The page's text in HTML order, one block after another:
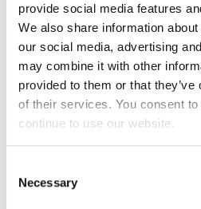
provide social media features
We also share information
our social media, advertising
may combine it with other
provided to them or that
of their services. You consent
continue to use our website.
Selection
Necessary
Ihre Farbvorstellungen und
Wünsche und Ideen mit.
übernehmen wir und
3D-Design.
Kosten für das Aufdrucken